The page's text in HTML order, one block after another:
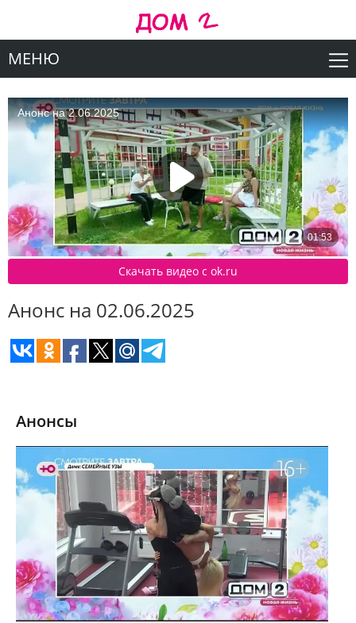
МЕНЮ
Скачать видео c ok.ru
Анонс на 02.06.2025
Анонсы